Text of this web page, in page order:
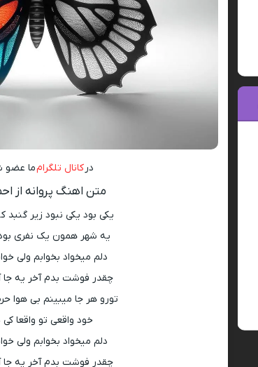
درکانال تلگرامما عضو
متن اهنگ پروانه از
یکی بود یکی نبود زیر گنبد
یه شهر همون یک نفری
دلم میخواد بخوابم ولی
چقدر فوشت بدم آخر یه جا
تورو هر جا میبینم بی هوا
خود واقعی تو واقعا
دلم میخواد بخوابم ولی
چقدر فوشت بدم آخر یه جا